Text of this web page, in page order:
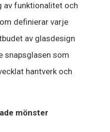
av funktionalitet och
definierar varje
av glasdesign
snapsglasen som
hantverk och
mönster